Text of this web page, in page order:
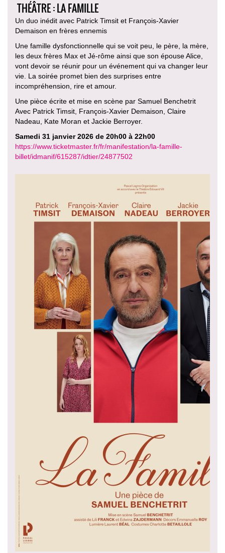
THÉÂTRE : LA FAMILLE
Un duo inédit avec Patrick Timsit et François-Xavier
Demaison en frères ennemis
Une famille dysfonctionnelle qui se voit peu, le père, la mère,
les deux frères Max et Jé-rôme ainsi que son épouse Alice,
vont devoir se réunir pour un événement qui va changer leur
vie. La soirée promet bien des surprises entre
incompréhension, rire et amour.
Une pièce écrite et mise en scène par Samuel Benchetrit
Avec Patrick Timsit, François-Xavier Demaison, Claire
Nadeau, Kate Moran et Jackie Berroyer.
Samedi 31 janvier 2026 de 20h00 à 22h00
https://www.ticketmaster.fr/fr/manifestation/la-famille-
billet/idmanif/615287/idtier/24877502